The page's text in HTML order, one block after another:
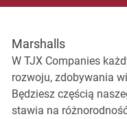
Marshalls
W TJX Companies
rozwoju, zdobywania
Będziesz częścią
stawia na